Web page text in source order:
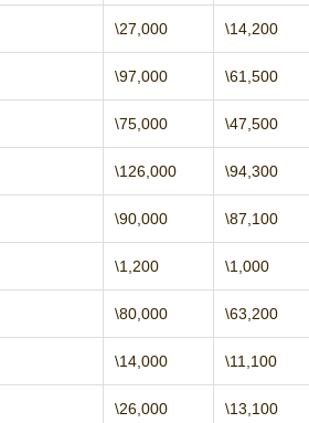
\27,000 \14,200
\97,000 \61,500
\75,000 \47,500
\126,000 \94,300
\90,000 \87,100
\1,200 \1,000
\80,000 \63,200
\14,000 \11,100
\26,000 \13,100